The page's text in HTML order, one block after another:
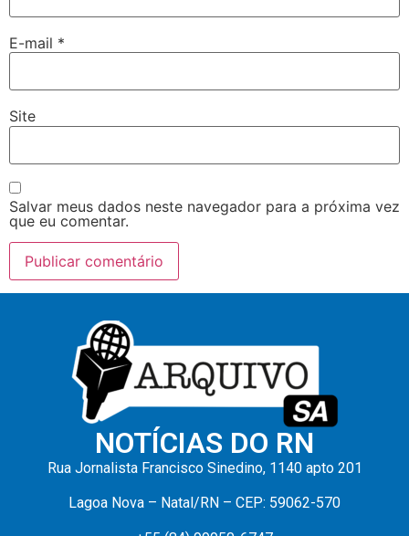
E-mail *
Site
Salvar meus dados neste navegador para a próxima vez
que eu comentar.
NOTÍCIAS DO RN
Rua Jornalista Francisco Sinedino, 1140 apto 201
Lagoa Nova – Natal/RN – CEP: 59062-570